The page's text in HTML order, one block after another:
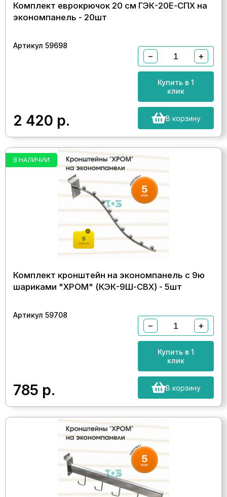
Комплект еврокрючок 20 см ГЭК-20Е-СПХ на
экономпанель - 20шт
Артикул 59698
2 420 р.
− +
Купить в 1
клик
В корзину
В НАЛИЧИИ
Комплект кронштейн на экономпанель с 9ю
шариками "ХРОМ" (КЭК-9Ш-CВХ) - 5шт
Артикул 59708
785 р.
− +
Купить в 1
клик
В корзину